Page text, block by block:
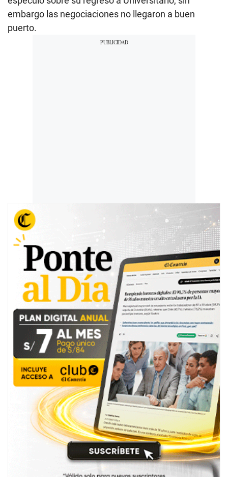
embargo las negociaciones no llegaron a buen
puerto.